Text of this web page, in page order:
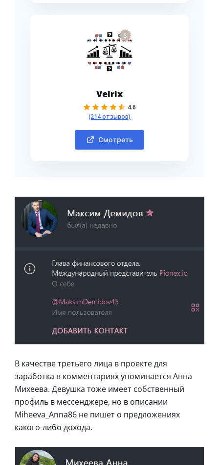
3
Velrix
4.6
(214 отзывов)
Смотреть
В качестве третьего лица в проекте для
заработка в комментариях упоминается Анна
Михеева. Девушка тоже имеет собственный
профиль в мессенджере, но в описании
Miheeva_Anna86 не пишет о предложениях
какого-либо дохода.